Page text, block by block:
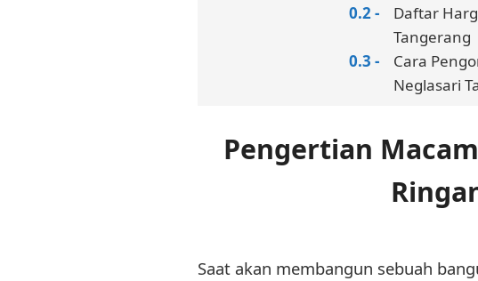
Daftar
Tangerang
Cara
Neglasari
Pengertian
Saat akan membangun sebuah